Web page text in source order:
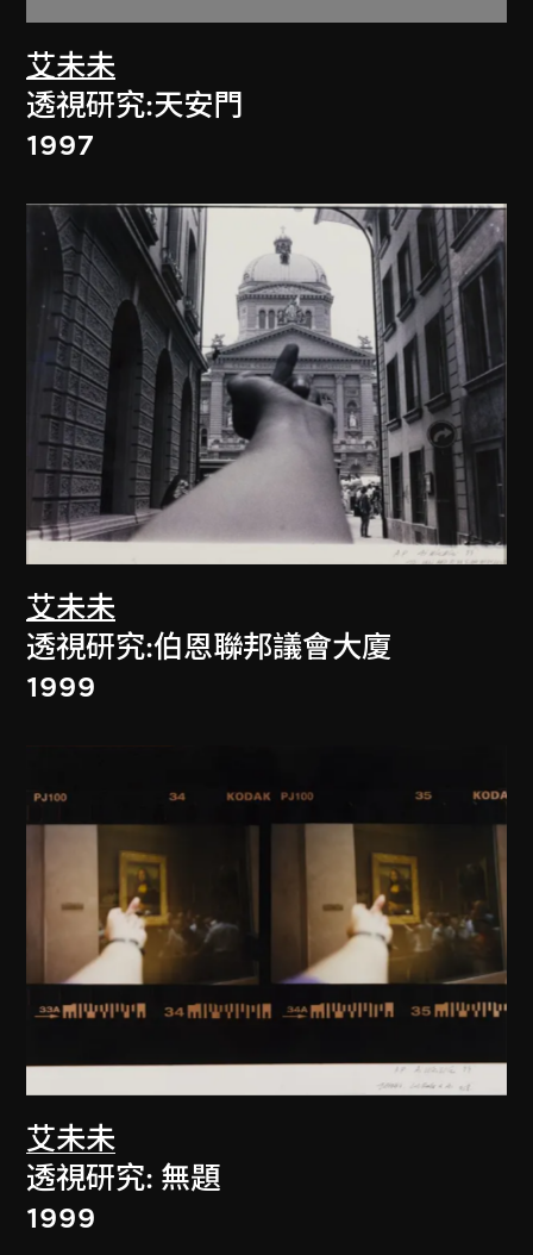
艾未未
透視研究:天安門
1997
艾未未
透視研究:伯恩聯邦議會大廈
1999
艾未未
透視研究: 無題
1999